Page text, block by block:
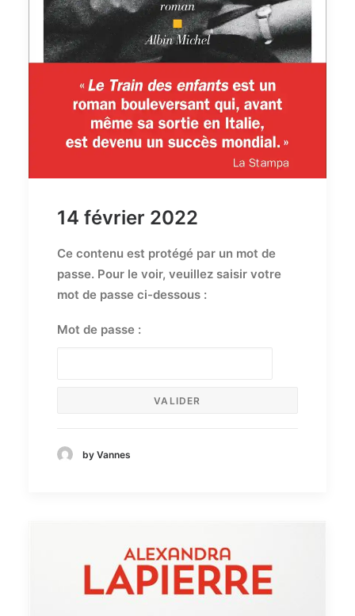
14 février 2022
Ce contenu est protégé par un mot de
passe. Pour le voir, veuillez saisir votre
mot de passe ci-dessous :
Mot de passe :
by Vannes